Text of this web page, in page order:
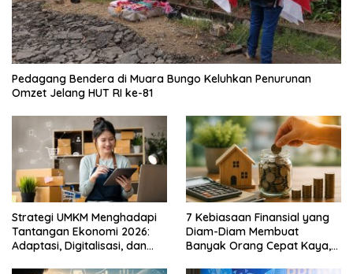
Pedagang Bendera di Muara Bungo Keluhkan Penurunan
Omzet Jelang HUT RI ke-81
Strategi UMKM Menghadapi
Tantangan Ekonomi 2026:
Adaptasi, Digitalisasi, dan
7 Kebiasaan Finansial yang
Diam-Diam Membuat
Banyak Orang Cepat Kaya,